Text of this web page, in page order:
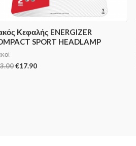
Κεφαλής ENERGIZER
SPORT HEADLAMP
€17.90